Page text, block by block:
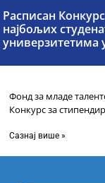
Расписан
најбољих
универзитетима
Фонд за младе
Конкурс за
Сазнај више »